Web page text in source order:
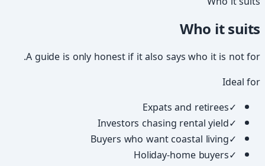
Who it suits
A guide is only honest if it also says who it is not for.
Ideal for
✓
Expats and retirees
✓
Investors chasing rental yield
✓
Buyers who want coastal living
✓
Holiday-home buyers